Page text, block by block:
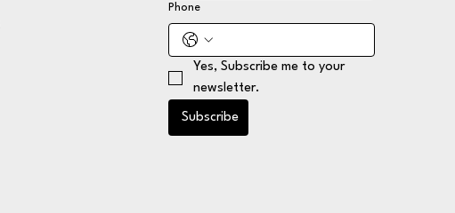
Phone
Yes, Subscribe me to your
newsletter.
Subscribe